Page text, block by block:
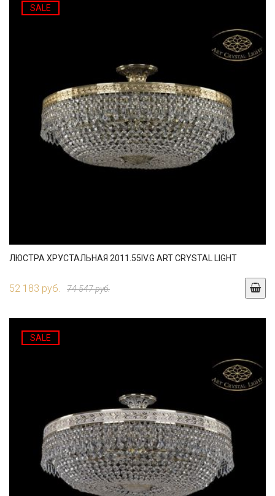
SALE
ЛЮСТРА ХРУСТАЛЬНАЯ 2011.55IV.G ART CRYSTAL LIGHT
52 183 руб. 74 547 руб.
SALE